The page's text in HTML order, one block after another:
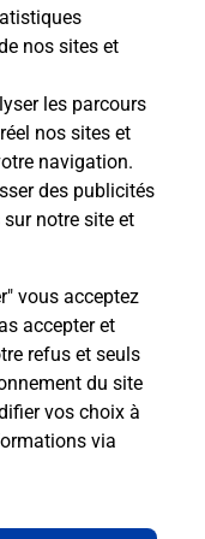
nos sites et
les parcours
nos sites et
navigation.
des publicités
sur notre site et
vous acceptez
accepter et
refus et seuls
du site
vos choix à
via